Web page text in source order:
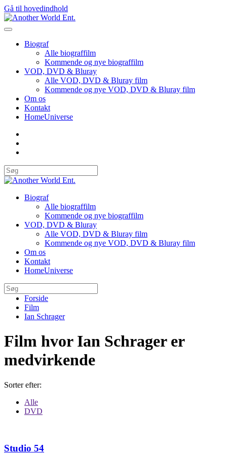
Gå til hovedindhold
Biograf
Alle biograffilm
Kommende og nye biograffilm
VOD, DVD & Bluray
Alle VOD, DVD & Bluray film
Kommende og nye VOD, DVD & Bluray film
Om os
Kontakt
HomeUniverse
Biograf
Alle biograffilm
Kommende og nye biograffilm
VOD, DVD & Bluray
Alle VOD, DVD & Bluray film
Kommende og nye VOD, DVD & Bluray film
Om os
Kontakt
HomeUniverse
Forside
Film
Ian Schrager
Film hvor Ian Schrager er
medvirkende
Sorter efter:
Alle
DVD
Studio 54